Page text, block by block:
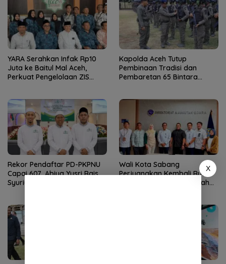
YARA Serahkan Infak Rp10
Juta ke Baitul Mal Aceh,
Perkuat Pengelolaan ZIS
Kapolda Aceh Tutup
Pembinaan Tradisi dan
Pembaretan 65 Bintara
Rekor Pendaftar PD-PKPNU
Capai 607, Abiya Yusri Rais
Syuriyah PCNU Pijay:
Wali Kota Sabang
Perjuangkan Kembali Rute
Sabang-Medan, Permudah
X